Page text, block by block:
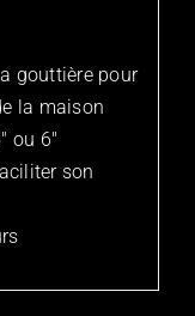
gouttière pour
la maison
ou 6″
son